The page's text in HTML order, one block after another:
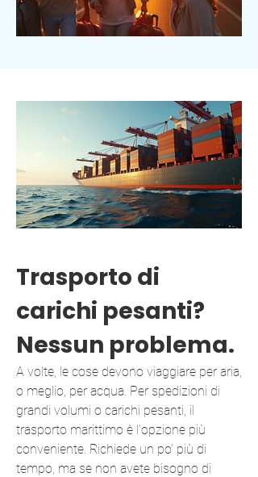
Trasporto di
carichi pesanti?
Nessun problema.
A volte, le cose devono viaggiare per aria,
o meglio, per acqua. Per spedizioni di
grandi volumi o carichi pesanti, il
trasporto marittimo è l'opzione più
conveniente. Richiede un po' più di
tempo, ma se non avete bisogno di